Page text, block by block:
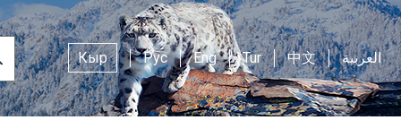
Кыр Рус Eng Tur 中文 العربية